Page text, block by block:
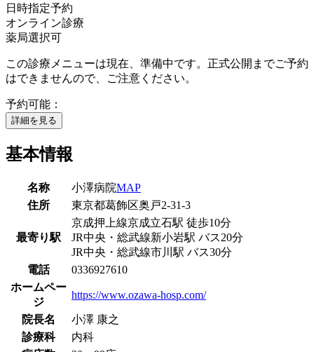
日時指定予約
オンライン診療
薬局選択可
この診療メニューは現在、準備中です。正式公開までご予約
はできませんので、ご注意ください。
予約可能：
詳細を見る
基本情報
名称 小澤病院MAP
住所
東京都葛飾区奥戸2-31-3
最寄り駅
京成押上線京成立石駅 徒歩10分
JR中央・総武線新小岩駅 バス20分
JR中央・総武線市川駅 バス30分
電話
0336927610
ホームペー
ジ
https://www.ozawa-hosp.com/
院長名
小澤 康之
診療科
内科